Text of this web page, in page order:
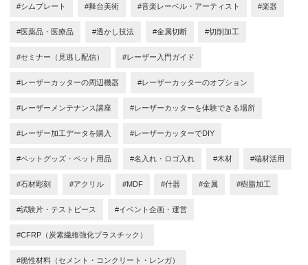
#シムプレート #舞台美術 #音楽レーベル・アーティスト #楽器
#医薬品・医療品 #透かし技法 #金属切断 #切削加工
#セミナー（見逃し配信） #レーザー入門ガイド
#レーザーカッターの周辺機器 #レーザーカッターのオプション
#レーザーメンテナンス講座 #レーザーカッターを体験できる場所
#レーザー加工データを購入 #レーザーカッターでDIY
#ペットグッズ・ペット用品 #名入れ・ロゴ入れ #木材 #端材活用
#石材彫刻 #アクリル #MDF #什器 #金属 #樹脂加工
#試験片・テストピース #イベント企画・運営
#CFRP（炭素繊維強化プラスチック）
#脆性材料（セメント・コンクリート・レンガ）